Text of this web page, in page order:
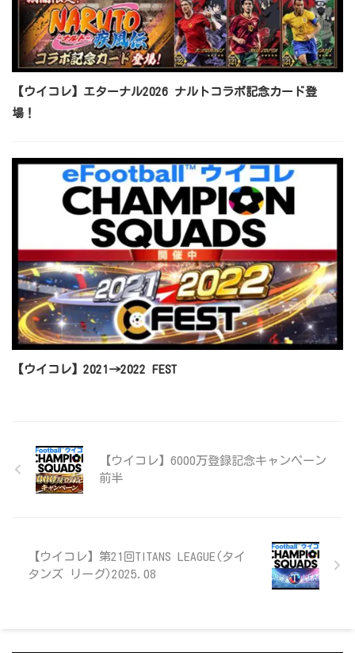
【ウイコレ】エターナル2026 ナルトコラボ記念カード登
場！
【ウイコレ】2021→2022 FEST
【ウイコレ】6000万登録記念キャンペーン
前半
【ウイコレ】第21回TITANS LEAGUE(タイ
タンズ リーグ)2025.08